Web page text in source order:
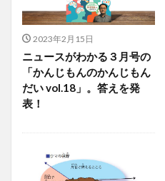
2023年2月15日
ニュースがわかる３月号の
「かんじもんのかんじもん
だい vol.18」。答えを発
表！